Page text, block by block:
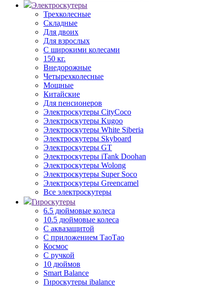
Электроскутеры
Трехколесные
Складные
Для двоих
Для взрослых
С широкими колесами
150 кг.
Внедорожные
Четырехколесные
Мощные
Китайские
Для пенсионеров
Электроскутеры CityCoco
Электроскутеры Kugoo
Электроскутеры White Siberia
Электроскутеры Skyboard
Электроскутеры GT
Электроскутеры iTank Doohan
Электроскутеры Wolong
Электроскутеры Super Soco
Электроскутеры Greencamel
Все электроскутеры
Гироскутеры
6.5 дюймовые колеса
10.5 дюймовые колеса
С аквазащитой
С приложением ТаоТао
Космос
С ручкой
10 дюймов
Smart Balance
Гироскутеры ibalance